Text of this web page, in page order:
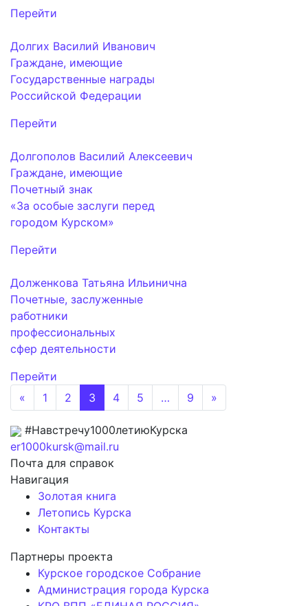
Перейти
Долгих Василий Иванович
Граждане, имеющие
Государственные награды
Российской Федерации
Перейти
Долгополов Василий Алексеевич
Граждане, имеющие
Почетный знак
«За особые заслуги перед
городом Курском»
Перейти
Долженкова Татьяна Ильинична
Почетные, заслуженные
работники
профессиональных
сфер деятельности
Перейти
«
1 2 3 4 5 … 9 »
#Навстречу1000летиюКурска
er1000kursk@mail.ru
Почта для справок
Навигация
Золотая книга
Летопись Курска
Контакты
Партнеры проекта
Курское городское Собрание
Администрация города Курска